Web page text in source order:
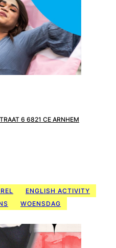
6 6821 CE ARNHEM
ENGLISH ACTIVITY
WOENSDAG